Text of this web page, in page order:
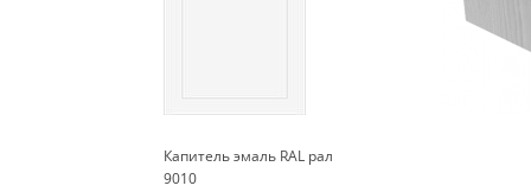
Капитель эмаль RAL рал
9010